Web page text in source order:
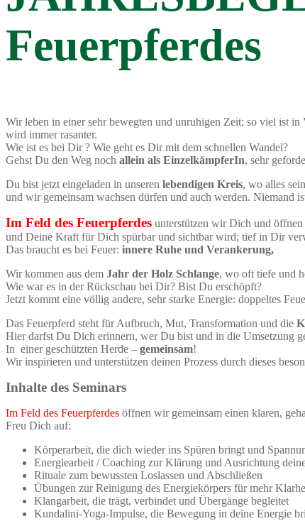
Feuerpferdes
Wir leben in einer sehr bewegten und unruhigen Zeit; so viel ist in
wird immer rasanter.
Wie ist es bei Dir ? Wie geht es Dir mit dem schnellen Wandel?
Gehst Du den Weg noch allein als EinzelkämpferIn, sehr
Du bist jetzt eingeladen in unseren lebendigen Kreis, wo alles
und wir gemeinsam wachsen dürfen und auch werden. Niemand
Im Feld des Feuerpferdes unterstützen wir Dich und
und Deine Kraft für Dich spürbar und sichtbar wird; tief in Dir
Das braucht es bei Feuer: innere Ruhe und Verankerung,
Wir kommen aus dem Jahr der Holz Schlange, wo oft tiefe und
Wie war es in der Rückschau bei Dir? Bist Du erschöpft?
Jetzt kommt eine völlig andere, sehr starke Energie: doppeltes
Das Feuerpferd steht für Aufbruch, Mut, Transformation und die
Hier darfst Du Dich erinnern, wer Du bist und in die Umsetzung
In einer geschützten Herde – gemeinsam!
Wir inspirieren und unterstützen deinen Prozess durch dieses
Inhalte des Seminars
Im Feld des Feuerpferdes öffnen wir gemeinsam einen klaren,
Freu Dich auf:
Körperarbeit, die dich wieder ins Spüren bringt und
Energiearbeit / Coaching zur Klärung und Ausrichtung
Rituale zum bewussten Loslassen und Abschließen
Übungen zur Reinigung des Energiekörpers für mehr
Klangarbeit, die trägt, verbindet und Übergänge begleitet
Kundalini-Yoga-Impulse, die Bewegung in deine Energie